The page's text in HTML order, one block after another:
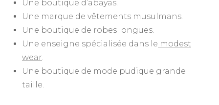
Une boutique d’abayas.
Une marque de vêtements musulmans.
Une boutique de robes longues.
Une enseigne spécialisée dans le modest
wear.
Une boutique de mode pudique grande
taille.